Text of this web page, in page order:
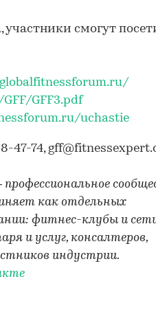
участники смогут
GFF3.pdf
uchastie
47-74,
как отдельных
фитнес-клубы и
и услуг, консалтеров,
индустрии.